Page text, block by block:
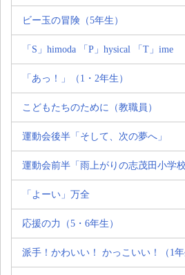
ビー玉の冒険（5年生）
「S」himoda 「P」hysical 「T」ime
「あっ！」（1・2年生）
こどもたちのために（教職員）
運動会後半「そして、次の夢へ」
運動会前半「雨上がりの志茂田小学校
「よーい」万全
応援の力（5・6年生）
派手！かわいい！ かっこいい！（1年